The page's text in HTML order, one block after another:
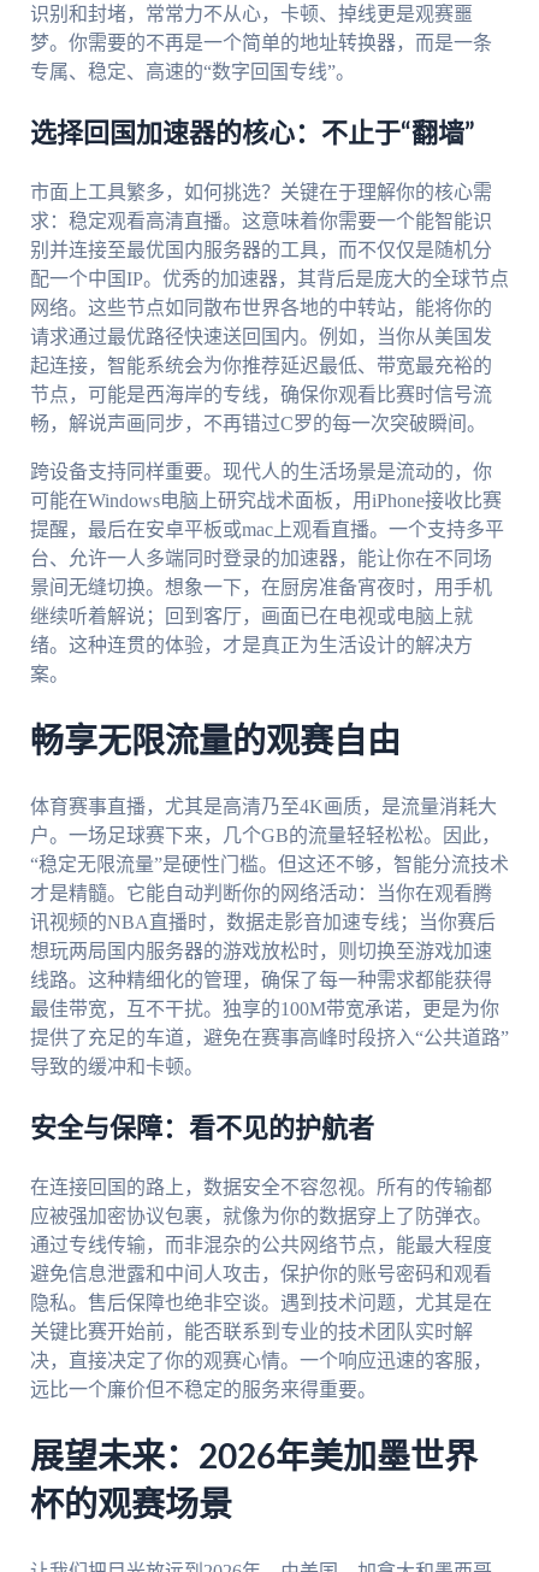
识别和封堵，常常力不从心，卡顿、掉线更是观赛噩
梦。你需要的不再是一个简单的地址转换器，而是一条
专属、稳定、高速的“数字回国专线”。
选择回国加速器的核心：不止于“翻墙”
市面上工具繁多，如何挑选？关键在于理解你的核心需
求：稳定观看高清直播。这意味着你需要一个能智能识
别并连接至最优国内服务器的工具，而不仅仅是随机分
配一个中国IP。优秀的加速器，其背后是庞大的全球节点
网络。这些节点如同散布世界各地的中转站，能将你的
请求通过最优路径快速送回国内。例如，当你从美国发
起连接，智能系统会为你推荐延迟最低、带宽最充裕的
节点，可能是西海岸的专线，确保你观看比赛时信号流
畅，解说声画同步，不再错过C罗的每一次突破瞬间。
跨设备支持同样重要。现代人的生活场景是流动的，你
可能在Windows电脑上研究战术面板，用iPhone接收比赛
提醒，最后在安卓平板或mac上观看直播。一个支持多平
台、允许一人多端同时登录的加速器，能让你在不同场
景间无缝切换。想象一下，在厨房准备宵夜时，用手机
继续听着解说；回到客厅，画面已在电视或电脑上就
绪。这种连贯的体验，才是真正为生活设计的解决方
案。
畅享无限流量的观赛自由
体育赛事直播，尤其是高清乃至4K画质，是流量消耗大
户。一场足球赛下来，几个GB的流量轻轻松松。因此，
“稳定无限流量”是硬性门槛。但这还不够，智能分流技术
才是精髓。它能自动判断你的网络活动：当你在观看腾
讯视频的NBA直播时，数据走影音加速专线；当你赛后
想玩两局国内服务器的游戏放松时，则切换至游戏加速
线路。这种精细化的管理，确保了每一种需求都能获得
最佳带宽，互不干扰。独享的100M带宽承诺，更是为你
提供了充足的车道，避免在赛事高峰时段挤入“公共道路”
导致的缓冲和卡顿。
安全与保障：看不见的护航者
在连接回国的路上，数据安全不容忽视。所有的传输都
应被强加密协议包裹，就像为你的数据穿上了防弹衣。
通过专线传输，而非混杂的公共网络节点，能最大程度
避免信息泄露和中间人攻击，保护你的账号密码和观看
隐私。售后保障也绝非空谈。遇到技术问题，尤其是在
关键比赛开始前，能否联系到专业的技术团队实时解
决，直接决定了你的观赛心情。一个响应迅速的客服，
远比一个廉价但不稳定的服务来得重要。
展望未来：2026年美加墨世界
杯的观赛场景